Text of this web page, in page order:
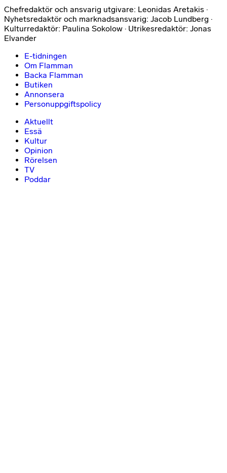
Chefredaktör och ansvarig utgivare: Leonidas Aretakis ·
Nyhetsredaktör och marknadsansvarig: Jacob Lundberg ·
Kulturredaktör: Paulina Sokolow · Utrikesredaktör: Jonas
Elvander
E-tidningen
Om Flamman
Backa Flamman
Butiken
Annonsera
Personuppgiftspolicy
Aktuellt
Essä
Kultur
Opinion
Rörelsen
TV
Poddar